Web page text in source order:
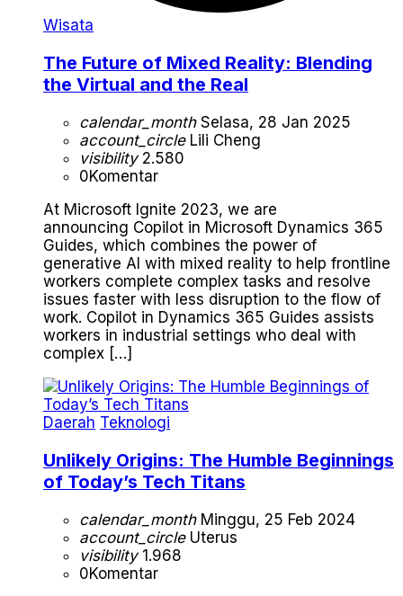
Wisata
The Future of Mixed Reality: Blending
the Virtual and the Real
calendar_monthSelasa, 28 Jan 2025
account_circleLili Cheng
visibility2.580
0Komentar
At Microsoft Ignite 2023, we are
announcing Copilot in Microsoft Dynamics 365
Guides, which combines the power of
generative AI with mixed reality to help frontline
workers complete complex tasks and resolve
issues faster with less disruption to the flow of
work. Copilot in Dynamics 365 Guides assists
workers in industrial settings who deal with
complex […]
Daerah Teknologi
Unlikely Origins: The Humble Beginnings
of Today’s Tech Titans
calendar_monthMinggu, 25 Feb 2024
account_circleUterus
visibility1.968
0Komentar